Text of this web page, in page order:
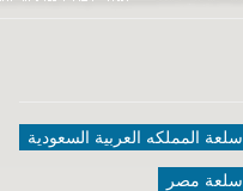
سلعة المملكه العربية السعودية
سلعة مصر